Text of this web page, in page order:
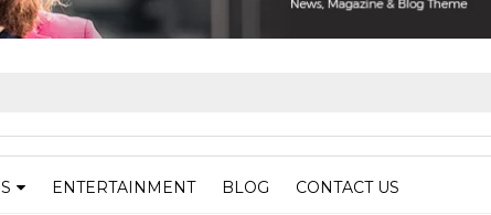
ENTERTAINMENT BLOG CONTACT US